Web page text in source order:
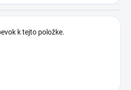
k tejto položke.